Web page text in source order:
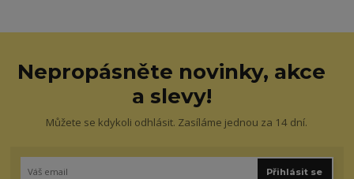
Nepropásněte novinky, akce
a slevy!
Můžete se kdykoli odhlásit. Zasíláme jednou za 14 dní.
Přihlásit se